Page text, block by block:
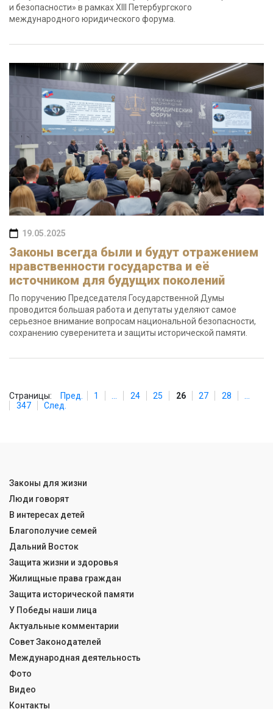
и безопасности» в рамках XIII Петербургского
международного юридического форума.
19.05.2025
Законы всегда были и будут отражением
нравственности государства и её
источником для будущих поколений
По поручению Председателя Государственной Думы
проводится большая работа и депутаты уделяют самое
серьезное внимание вопросам национальной безопасности,
сохранению суверенитета и защиты исторической памяти.
Страницы: Пред. 1 24 25 26 27 28
347
След.
Законы для жизни
Люди говорят
В интересах детей
Благополучие семей
Дальний Восток
Защита жизни и здоровья
Жилищные права граждан
Защита исторической памяти
У Победы наши лица
Актуальные комментарии
Совет Законодателей
Международная деятельность
Фото
Видео
Контакты